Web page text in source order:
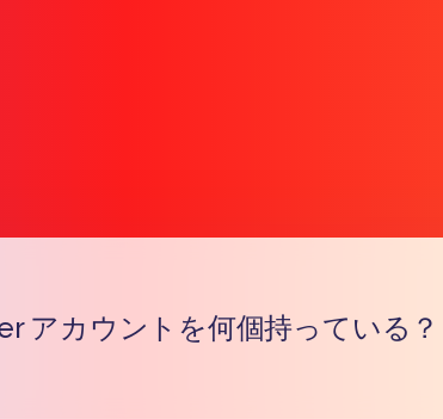
アカウントを何個持っている？
Copy link